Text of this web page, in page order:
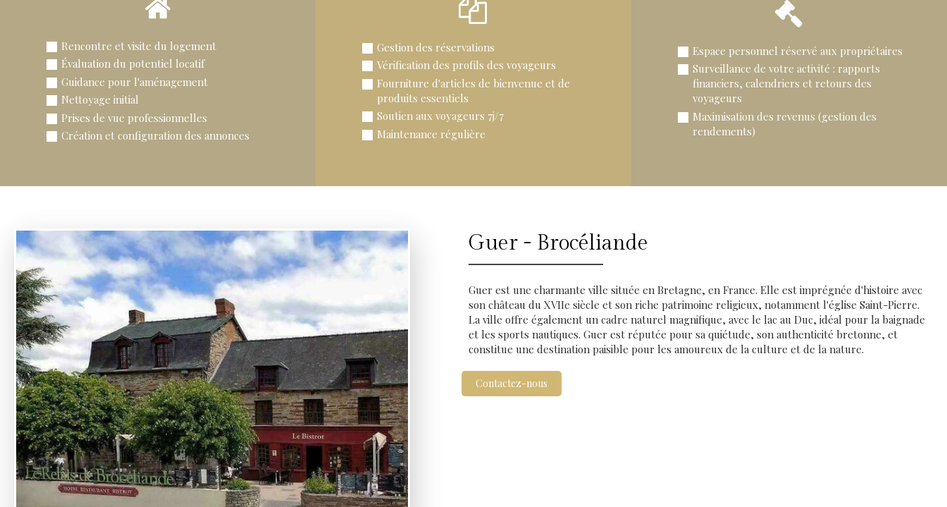
Rencontre et visite du logement
Évaluation du potentiel locatif
Guidance pour l'aménagement
Nettoyage initial
Prises de vue professionnelles
Création et configuration des annonces
Gestion des réservations
Vérification des profils des voyageurs
Fourniture d'articles de bienvenue et de
produits essentiels
Soutien aux voyageurs 7j/7
Maintenance régulière
Espace personnel réservé aux propriétaires
Surveillance de votre activité : rapports
financiers, calendriers et retours des
voyageurs
Maximisation des revenus (gestion des
rendements)
Guer - Brocéliande
Guer est une charmante ville située en Bretagne, en France. Elle est imprégnée d'histoire avec
son château du XVIIe siècle et son riche patrimoine religieux, notamment l'église Saint-Pierre.
La ville offre également un cadre naturel magnifique, avec le lac au Duc, idéal pour la baignade
et les sports nautiques. Guer est réputée pour sa quiétude, son authenticité bretonne, et
constitue une destination paisible pour les amoureux de la culture et de la nature.
Contactez-nous